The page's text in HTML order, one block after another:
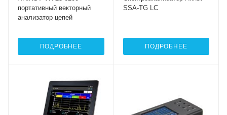
портативный векторный
анализатор цепей
ПОДРОБНЕЕ
SSA-TG LC
ПОДРОБНЕЕ